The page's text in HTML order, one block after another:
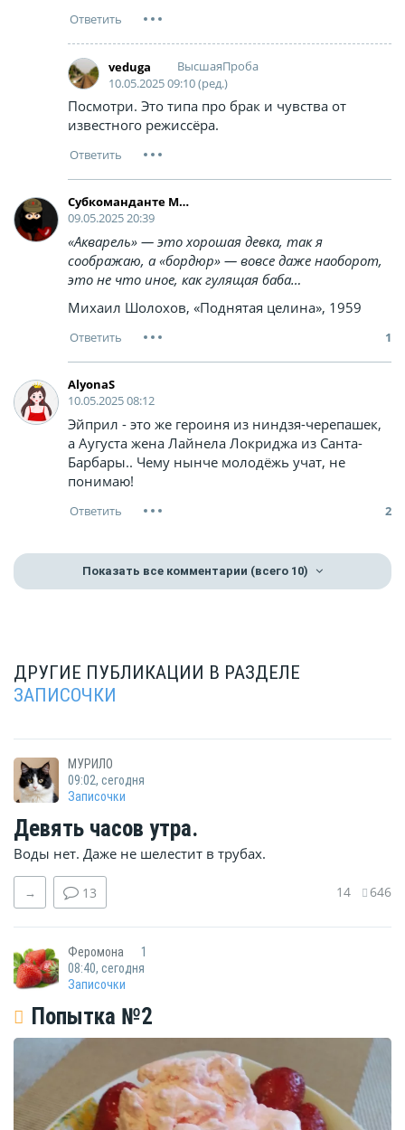
veduga
ВысшаяПроба
10.05.2025 09:10 (ред.)
Посмотри. Это типа про брак и чувства от
известного режиссёра.
Cубкоманданте Маркос
09.05.2025 20:39
«Акварель» ― это хорошая девка, так я
соображаю, а «бордюр» ― вовсе даже наоборот,
это не что иное, как гулящая баба…
Михаил Шолохов, «Поднятая целина», 1959
1
AlyonaS
10.05.2025 08:12
Эйприл - это же героиня из ниндзя-черепашек,
а Аугуста жена Лайнела Локриджа из Санта-
Барбары.. Чему нынче молодёжь учат, не
понимаю!
2
Показать все комментарии (всего 10)
ДРУГИЕ ПУБЛИКАЦИИ В РАЗДЕЛЕ
ЗАПИСОЧКИ
МУРИЛО
09:02, сегодня
Записочки
Девять часов утра.
Воды нет. Даже не шелестит в трубах.
→ 13 14 646
Феромона
1
08:40, сегодня
Записочки
Попытка №2